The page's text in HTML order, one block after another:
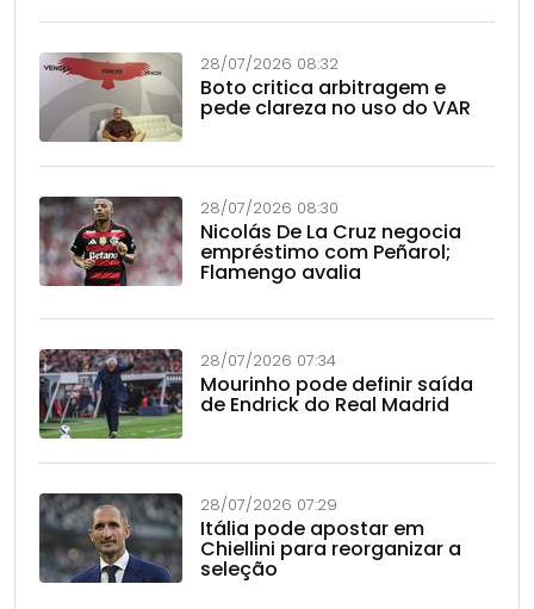
28/07/2026 08:32
Boto critica arbitragem e
pede clareza no uso do VAR
28/07/2026 08:30
Nicolás De La Cruz negocia
empréstimo com Peñarol;
Flamengo avalia
28/07/2026 07:34
Mourinho pode definir saída
de Endrick do Real Madrid
28/07/2026 07:29
Itália pode apostar em
Chiellini para reorganizar a
seleção